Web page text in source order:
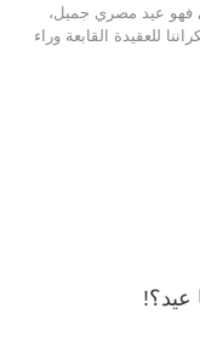
فهو عيد مصري جميل،
للعقيدة القابعة وراء
عيد؟!